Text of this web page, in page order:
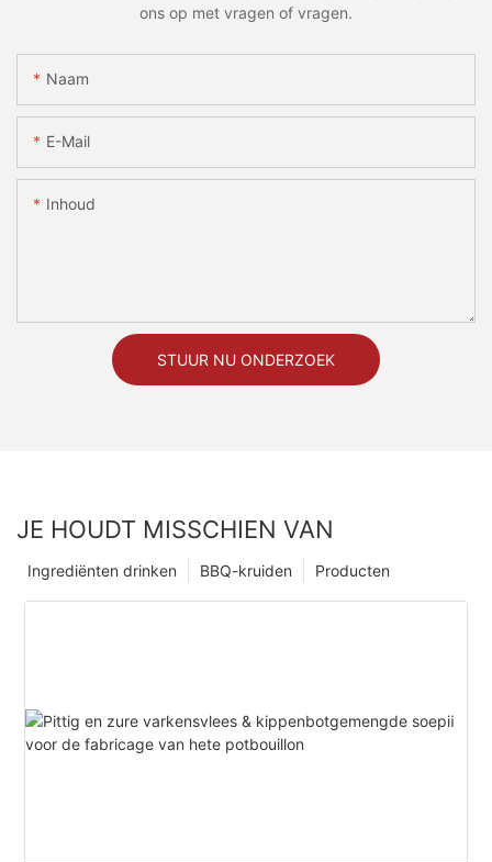
ons op met vragen of vragen.
Naam
E-Mail
Inhoud
STUUR NU ONDERZOEK
JE HOUDT MISSCHIEN VAN
Producten
BBQ-kruiden
Ingrediënten drinken